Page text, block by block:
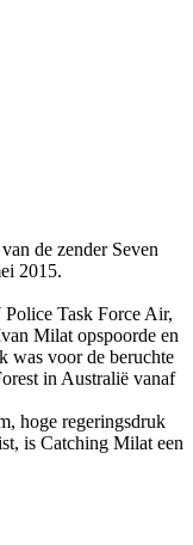
de zender Seven
2015.
Task Force Air,
Milat opspoorde en
was voor de beruchte
in Australië vanaf
hoge regeringsdruk
is Catching Milat een